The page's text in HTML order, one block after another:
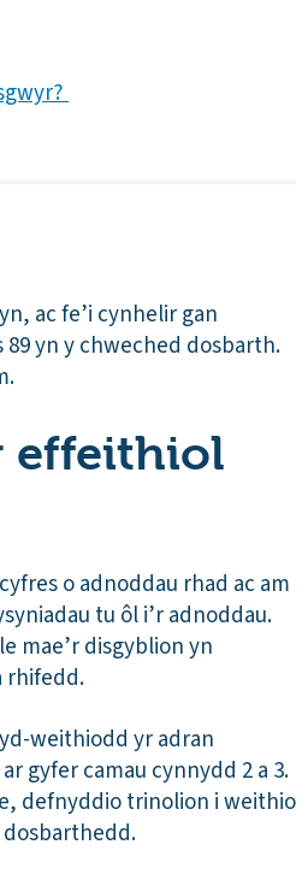
ac fe’i cynhelir gan
yn y chweched dosbarth.
effeithiol
o adnoddau rhad ac am
tu ôl i’r adnoddau.
mae’r disgyblion yn
rhifedd.
weithiodd yr adran
gyfer camau cynnydd 2 a 3.
defnyddio trinolion i weithio
dosbarthedd.